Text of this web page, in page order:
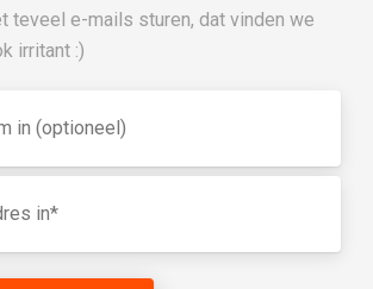
teveel e-mails sturen, dat vinden we
irritant :)